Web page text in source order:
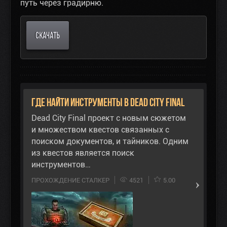
путь через градирню.
СКАЧАТЬ
Где найти инструменты в Dead City Final
Dead City Final проект с новым сюжетом
и множеством квестов связанных с
поиском документов, и тайников. Одним
из квестов является поиск
инструментов…
ПРОХОЖДЕНИЕ СТАЛКЕР 4521 5.00